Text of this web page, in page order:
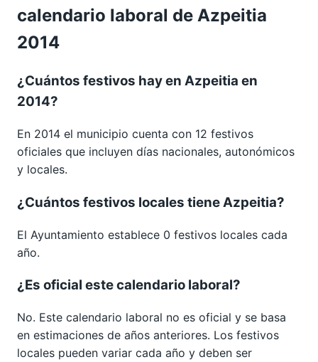
calendario laboral de Azpeitia
2014
¿Cuántos festivos hay en Azpeitia en
2014?
En 2014 el municipio cuenta con 12 festivos
oficiales que incluyen días nacionales, autonómicos
y locales.
¿Cuántos festivos locales tiene Azpeitia?
El Ayuntamiento establece 0 festivos locales cada
año.
¿Es oficial este calendario laboral?
No. Este calendario laboral no es oficial y se basa
en estimaciones de años anteriores. Los festivos
locales pueden variar cada año y deben ser